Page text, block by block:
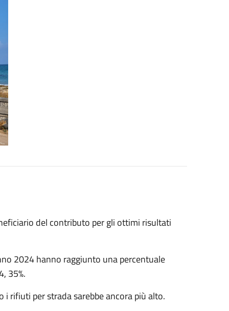
del contributo per gli ottimi risultati
2024 hanno raggiunto una percentuale
35%.
rifiuti per strada sarebbe ancora più alto.